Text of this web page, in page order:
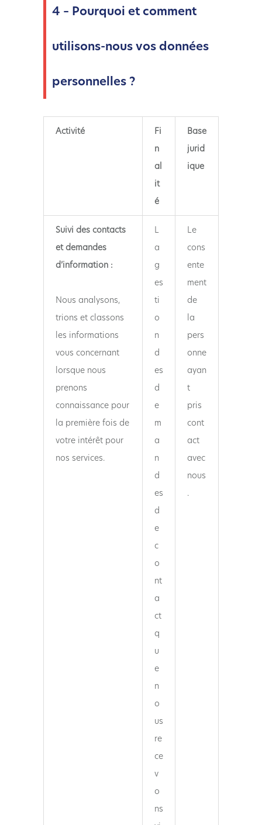
4 – Pourquoi et comment
utilisons-nous vos données
personnelles ?
Activité
Fi
n
al
it
é
Base
jurid
ique
Suivi des contacts
et demandes
d’information :
Nous analysons,
trions et classons
les informations
vous concernant
lorsque nous
prenons
connaissance pour
la première fois de
votre intérêt pour
nos services.
L
a
g
es
ti
o
n
d
es
d
e
m
a
n
d
es
d
e
c
o
nt
a
ct
q
u
e
n
o
us
re
ce
v
o
ns
Le
cons
ente
ment
de
la
pers
onne
ayan
t
pris
cont
act
avec
nous
.